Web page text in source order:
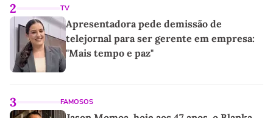
2 TV
Apresentadora pede demissão de
telejornal para ser gerente em empresa:
"Mais tempo e paz"
3 FAMOSOS